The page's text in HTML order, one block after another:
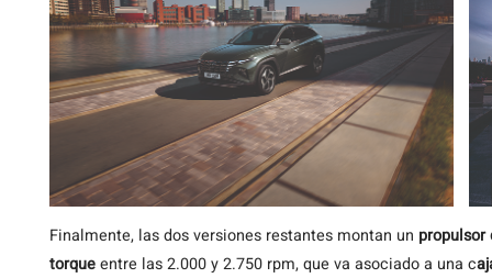
Finalmente, las dos versiones restantes montan un propulsor
torqueentre las 2.000 y 2.750 rpm, que va asociado a una c